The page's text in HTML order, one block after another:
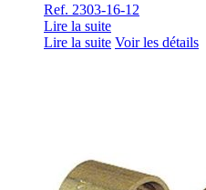
Ref. 2303-16-12
Lire la suite
Lire la suite Voir les détails